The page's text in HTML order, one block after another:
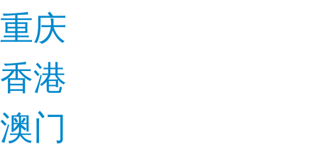
重庆
香港
澳门